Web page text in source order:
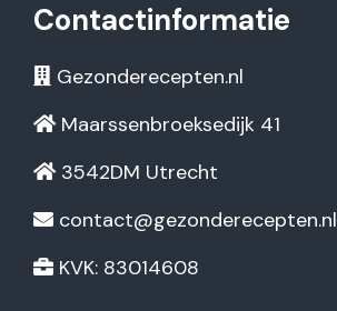
Contactinformatie
Gezonderecepten.nl
Maarssenbroeksedijk 41
3542DM Utrecht
contact@gezonderecepten.nl
KVK: 83014608